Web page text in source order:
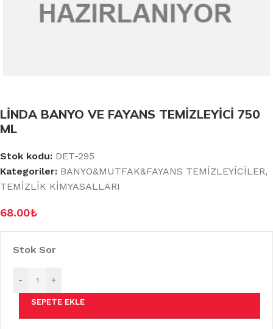
LİNDA BANYO VE FAYANS TEMİZLEYİCİ 750
ML
Stok kodu: DET-295
Kategoriler: BANYO&MUTFAK&FAYANS TEMİZLEYİCİLER,
TEMİZLİK KİMYASALLARI
68.00₺
Stok Sor
- +
SEPETE EKLE